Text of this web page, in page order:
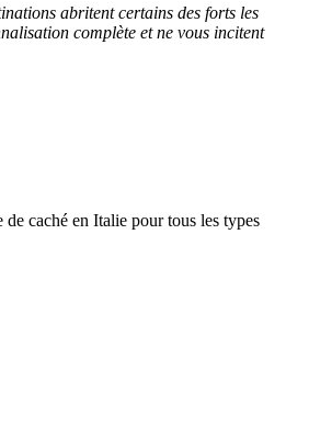
abritent certains des forts les
complète et ne vous incitent
caché en Italie pour tous les types